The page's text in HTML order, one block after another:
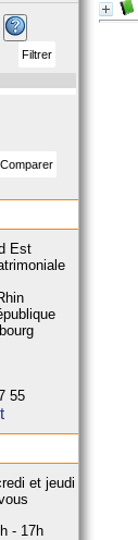
Est
55
et jeudi
- 17h